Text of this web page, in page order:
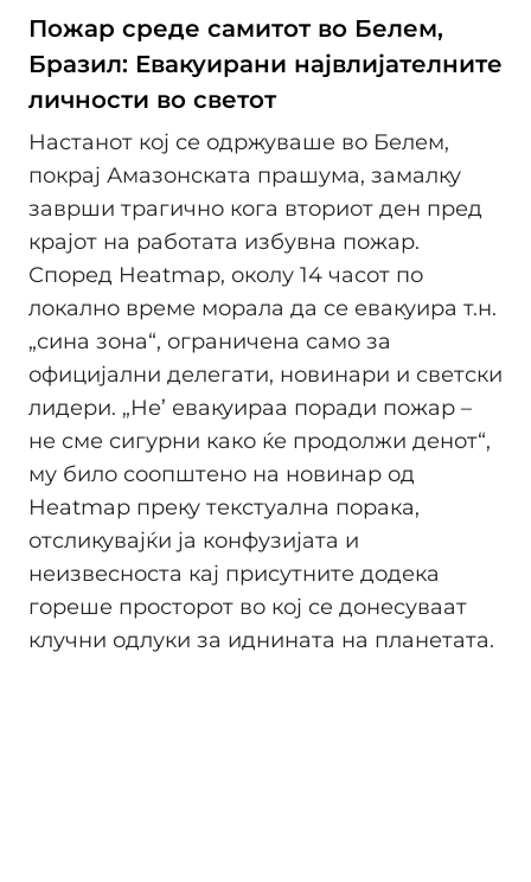
Пожар среде самитот во Белем,
Бразил: Евакуирани највлијателните
личности во светот
Настанот кој се одржуваше во Белем,
покрај Амазонската прашума, замалку
заврши трагично кога вториот ден пред
крајот на работата избувна пожар.
Според Heatmap, околу 14 часот по
локално време морала да се евакуира т.н.
„сина зона“, ограничена само за
официјални делегати, новинари и светски
лидери. „Не’ евакуираа поради пожар –
не сме сигурни како ќе продолжи денот“,
му било соопштено на новинар од
Heatmap преку текстуална порака,
отсликувајќи ја конфузијата и
неизвесноста кај присутните додека
гореше просторот во кој се донесуваат
клучни одлуки за иднината на планетата.